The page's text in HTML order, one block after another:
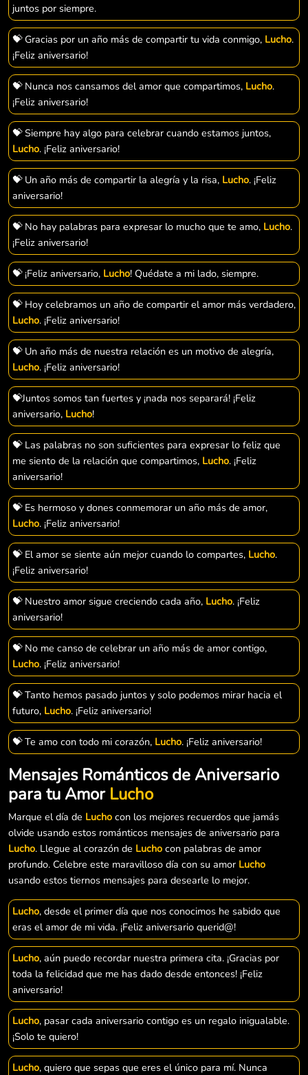
juntos por siempre.
💝 Gracias por un año más de compartir tu vida conmigo, Lucho.
¡Feliz aniversario!
💝 Nunca nos cansamos del amor que compartimos, Lucho.
¡Feliz aniversario!
💝 Siempre hay algo para celebrar cuando estamos juntos,
Lucho. ¡Feliz aniversario!
💝 Un año más de compartir la alegría y la risa, Lucho. ¡Feliz
aniversario!
💝 No hay palabras para expresar lo mucho que te amo, Lucho.
¡Feliz aniversario!
💝 ¡Feliz aniversario, Lucho! Quédate a mi lado, siempre.
💝 Hoy celebramos un año de compartir el amor más verdadero,
Lucho. ¡Feliz aniversario!
💝 Un año más de nuestra relación es un motivo de alegría,
Lucho. ¡Feliz aniversario!
💝Juntos somos tan fuertes y ¡nada nos separará! ¡Feliz
aniversario, Lucho!
💝 Las palabras no son suficientes para expresar lo feliz que
me siento de la relación que compartimos, Lucho. ¡Feliz
aniversario!
💝 Es hermoso y dones conmemorar un año más de amor,
Lucho. ¡Feliz aniversario!
💝 El amor se siente aún mejor cuando lo compartes, Lucho.
¡Feliz aniversario!
💝 Nuestro amor sigue creciendo cada año, Lucho. ¡Feliz
aniversario!
💝 No me canso de celebrar un año más de amor contigo,
Lucho. ¡Feliz aniversario!
💝 Tanto hemos pasado juntos y solo podemos mirar hacia el
futuro, Lucho. ¡Feliz aniversario!
💝 Te amo con todo mi corazón, Lucho. ¡Feliz aniversario!
Mensajes Románticos de Aniversario
para tu Amor Lucho
Marque el día de Lucho con los mejores recuerdos que jamás
olvide usando estos románticos mensajes de aniversario para
Lucho. Llegue al corazón de Lucho con palabras de amor
profundo. Celebre este maravilloso día con su amor Lucho
usando estos tiernos mensajes para desearle lo mejor.
Lucho, desde el primer día que nos conocimos he sabido que
eras el amor de mi vida. ¡Feliz aniversario querid@!
Lucho, aún puedo recordar nuestra primera cita. ¡Gracias por
toda la felicidad que me has dado desde entonces! ¡Feliz
aniversario!
Lucho, pasar cada aniversario contigo es un regalo inigualable.
¡Solo te quiero!
Lucho, quiero que sepas que eres el único para mí. Nunca